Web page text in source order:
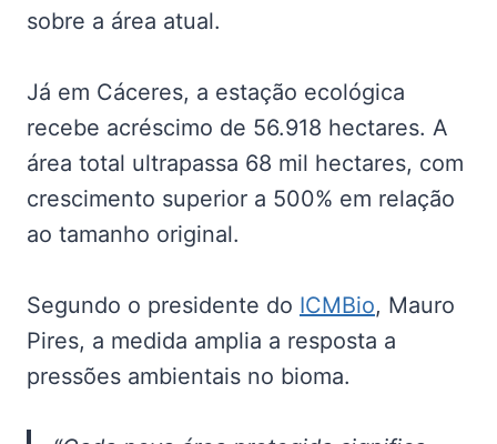
sobre a área atual.
Já em Cáceres, a estação ecológica
recebe acréscimo de 56.918 hectares. A
área total ultrapassa 68 mil hectares, com
crescimento superior a 500% em relação
ao tamanho original.
Segundo o presidente do ICMBio, Mauro
Pires, a medida amplia a resposta a
pressões ambientais no bioma.